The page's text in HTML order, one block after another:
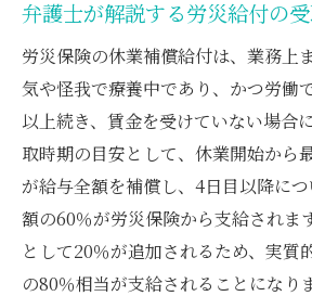
弁護士が解説する労災給付の
労災保険の休業補償給付は、業務上
気や怪我で療養中であり、かつ労働
以上続き、賃金を受けていない場合
取時期の目安として、休業開始から
が給与全額を補償し、4日目以降に
額の60％が労災保険から支給されま
として20％が追加されるため、実質
の80％相当が支給されることになりま